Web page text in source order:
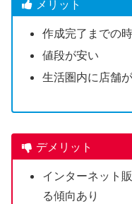
メリット
作成完了までの
値段が安い
生活圏内に店舗
デメリット
インターネット
る傾向あり